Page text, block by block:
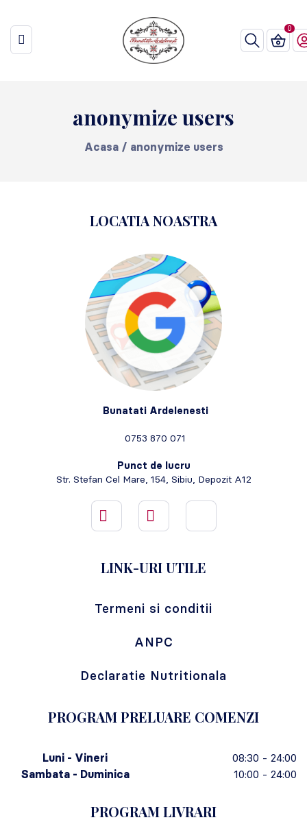
anonymize users
Acasa/ anonymize users
LOCATIA NOASTRA
Bunatati Ardelenesti
0753 870 071
Punct de lucru
Str. Stefan Cel Mare, 154, Sibiu, Depozit A12
LINK-URI UTILE
Termeni si conditii
ANPC
Declaratie Nutritionala
PROGRAM PRELUARE COMENZI
Luni - Vineri
08:30 - 24:00
Sambata - Duminica
10:00 - 24:00
PROGRAM LIVRARI